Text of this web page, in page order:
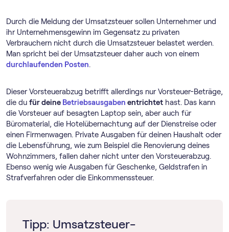
Durch die Meldung der Umsatzsteuer sollen Unternehmer und
ihr Unternehmensgewinn im Gegensatz zu privaten
Verbrauchern nicht durch die Umsatzsteuer belastet werden.
Man spricht bei der Umsatzsteuer daher auch von einem
durchlaufenden Posten.
Dieser Vorsteuerabzug betrifft allerdings nur Vorsteuer-Beträge,
die du für deine Betriebsausgaben entrichtet hast. Das kann
die Vorsteuer auf besagten Laptop sein, aber auch für
Büromaterial, die Hotelübernachtung auf der Dienstreise oder
einen Firmenwagen. Private Ausgaben für deinen Haushalt oder
die Lebensführung, wie zum Beispiel die Renovierung deines
Wohnzimmers, fallen daher nicht unter den Vorsteuerabzug.
Ebenso wenig wie Ausgaben für Geschenke, Geldstrafen in
Strafverfahren oder die Einkommenssteuer.
Tipp: Umsatz­steuer­